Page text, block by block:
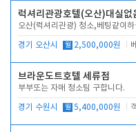
럭셔리관광호텔(오산)대실없
오산(럭셔리관광) 청소,베팅같이
경기 오산시 월 2,500,000원
브라운도트호텔 세류점
부부또는 자매 청소팀 구합니다.
경기 수원시 월 5,400,000원